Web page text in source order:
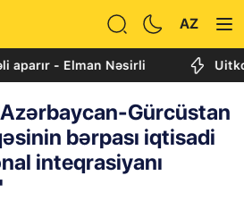
AZ
Elman Nəsirli Uitkoff:
Gürcüstan
bərpası iqtisadi
inteqrasiyanı